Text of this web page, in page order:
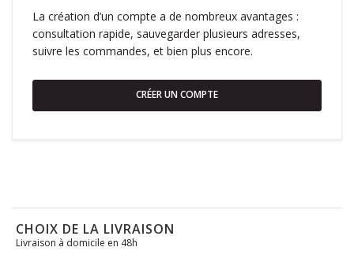
La création d’un compte a de nombreux avantages :
consultation rapide, sauvegarder plusieurs adresses,
suivre les commandes, et bien plus encore.
CRÉER UN COMPTE
CHOIX DE LA LIVRAISON
Livraison à domicile en 48h